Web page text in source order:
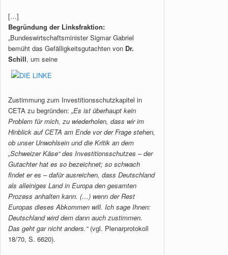
[…]
Begründung der Linksfraktion:
„Bundeswirtschaftsminister Sigmar Gabriel
bemüht das Gefälligkeitsgutachten von Dr.
Schill, um seine
Zustimmung zum Investitionsschutzkapitel in
CETA zu begründen: „Es ist überhaupt kein
Problem für mich, zu wiederholen, dass wir im
Hinblick auf CETA am Ende vor der Frage stehen,
ob unser Unwohlsein und die Kritik an dem
„Schweizer Käse“ des Investitionsschutzes – der
Gutachter hat es so bezeichnet; so schwach
findet er es – dafür ausreichen, dass Deutschland
als alleiniges Land in Europa den gesamten
Prozess anhalten kann. (…) wenn der Rest
Europas dieses Abkommen will. Ich sage Ihnen:
Deutschland wird dem dann auch zustimmen.
Das geht gar nicht anders.“(vgl. Plenarprotokoll
18/70, S. 6620).